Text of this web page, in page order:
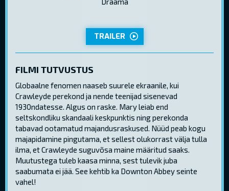
TRAILER
FILMI TUTVUSTUS
Globaalne fenomen naaseb suurele ekraanile, kui
Crawleyde perekond ja nende teenijad sisenevad
1930ndatesse. Algus on raske. Mary leiab end
seltskondliku skandaali keskpunktis ning perekonda
tabavad ootamatud majandusraskused. Nüüd peab kogu
majapidamine pingutama, et sellest olukorrast välja tulla
ilma, et Crawleyde suguvõsa maine määritud saaks.
Muutustega tuleb kaasa minna, sest tulevik juba
saabumata ei jää. See kehtib ka Downton Abbey seinte
vahel!